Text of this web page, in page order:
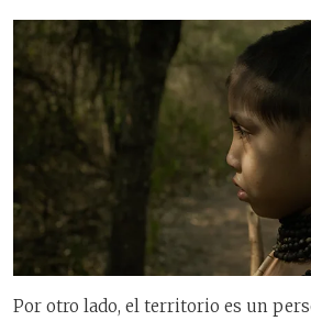
Por otro lado, el territorio es un